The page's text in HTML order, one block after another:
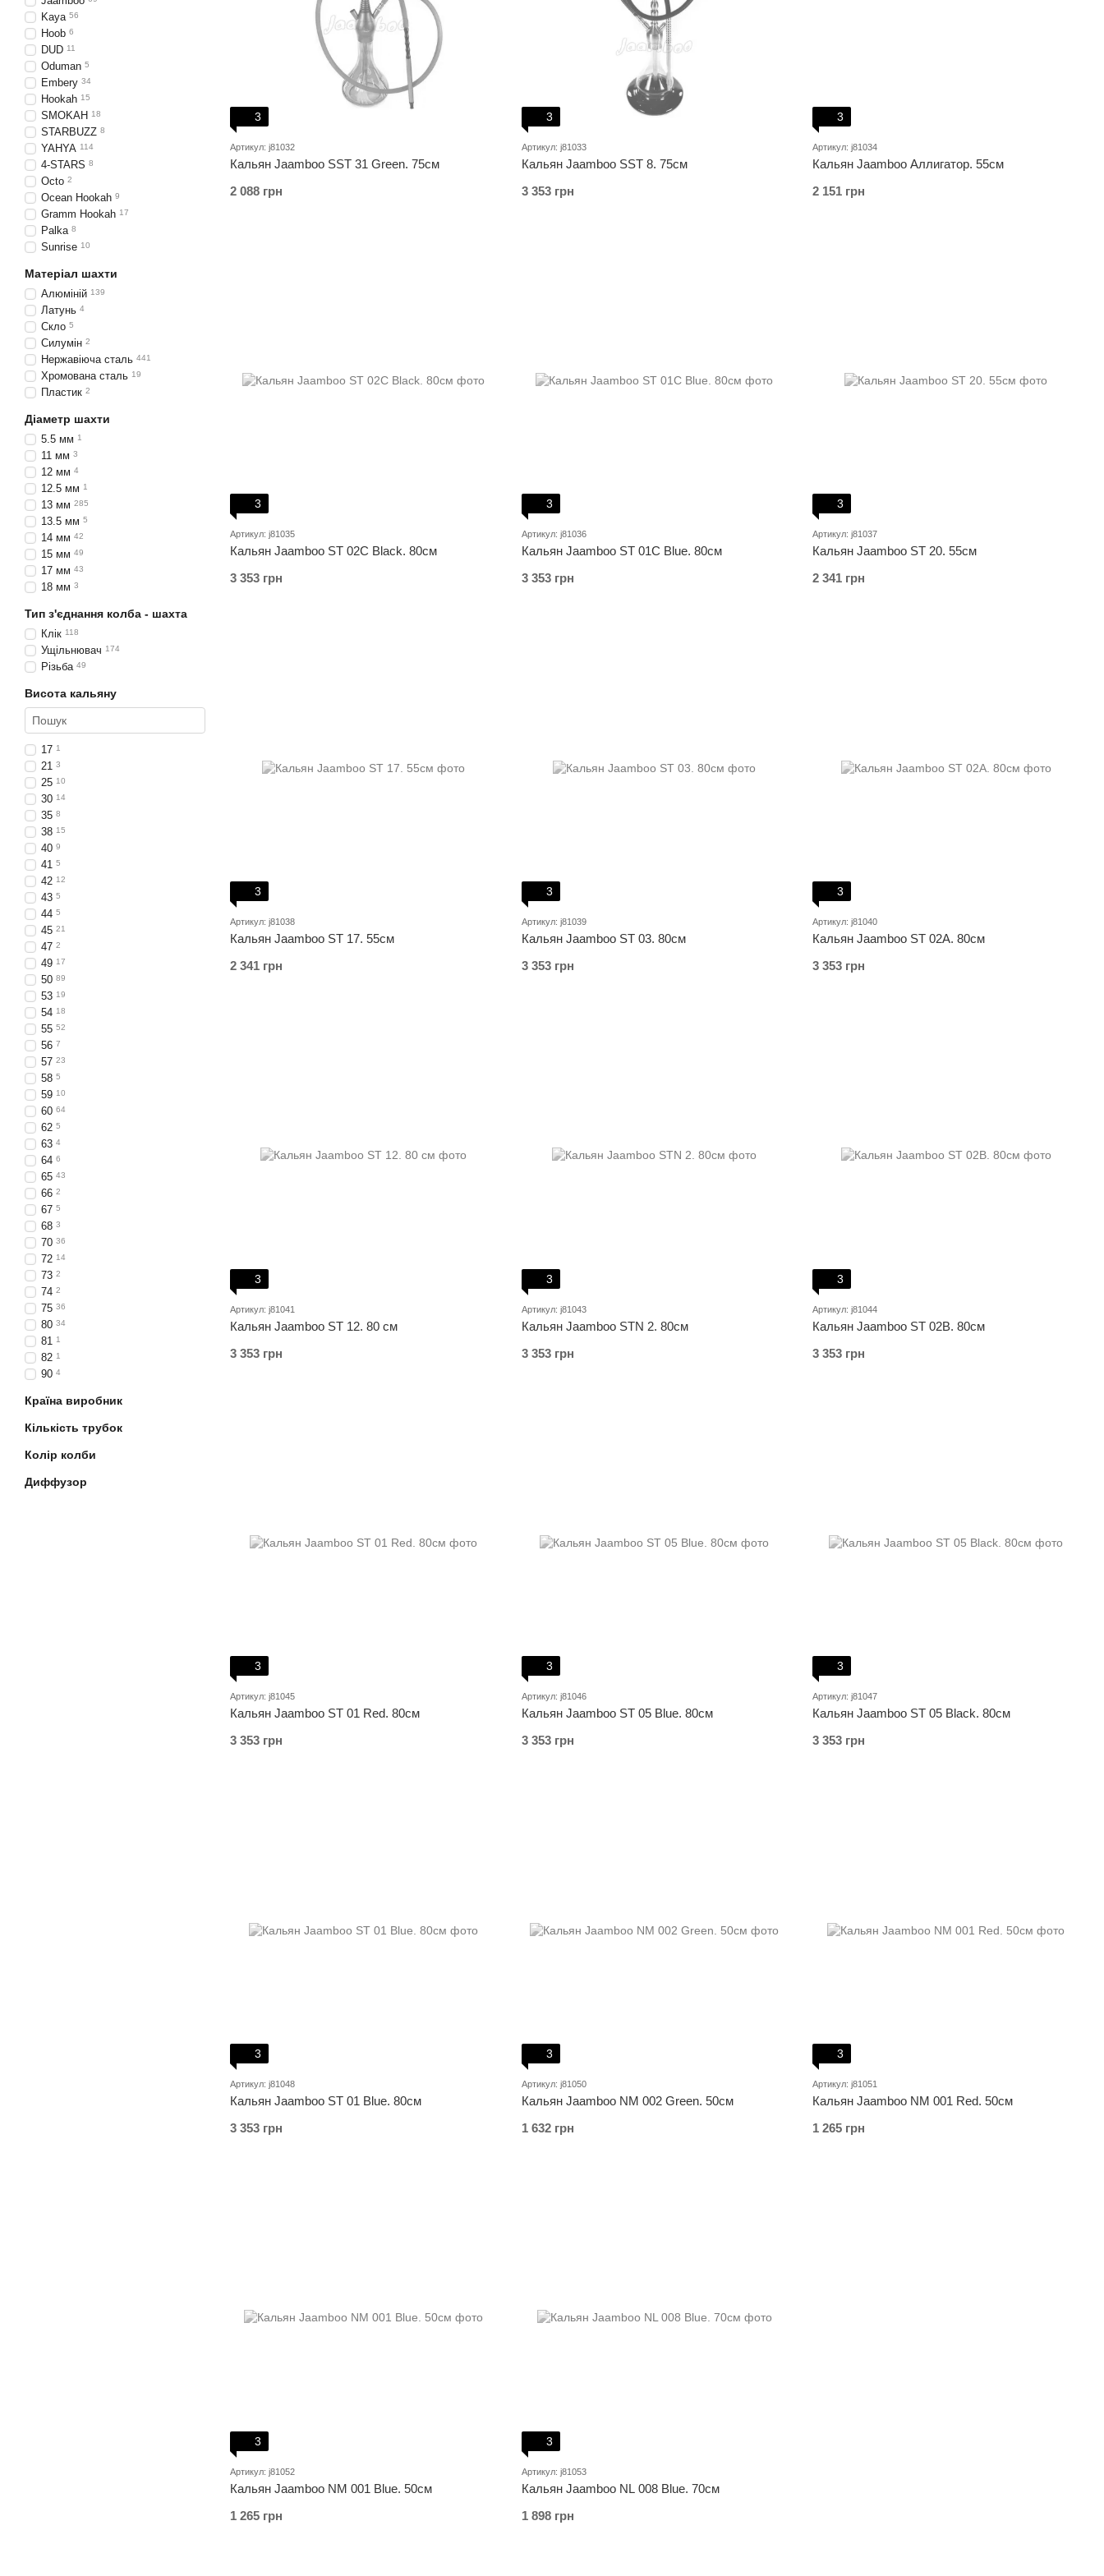
3
Артикул: j81032
Кальян Jaamboo SST 31 Green. 75см
2 088 грн
3
Артикул: j81033
Кальян Jaamboo SST 8. 75см
3 353 грн
3
Артикул: j81034
Кальян Jaamboo Аллигатор. 55см
2 151 грн
3
Артикул: j81035
Кальян Jaamboo ST 02C Black. 80см
3 353 грн
3
Артикул: j81036
Кальян Jaamboo ST 01C Blue. 80см
3 353 грн
3
Артикул: j81037
Кальян Jaamboo ST 20. 55см
2 341 грн
3
Артикул: j81038
Кальян Jaamboo ST 17. 55см
2 341 грн
3
Артикул: j81039
Кальян Jaamboo ST 03. 80см
3 353 грн
3
Артикул: j81040
Кальян Jaamboo ST 02A. 80см
3 353 грн
3
Артикул: j81041
Кальян Jaamboo ST 12. 80 см
3 353 грн
3
Артикул: j81043
Кальян Jaamboo STN 2. 80см
3 353 грн
3
Артикул: j81044
Кальян Jaamboo ST 02B. 80см
3 353 грн
3
Артикул: j81045
Кальян Jaamboo ST 01 Red. 80см
3 353 грн
3
Артикул: j81046
Кальян Jaamboo ST 05 Blue. 80см
3 353 грн
3
Артикул: j81047
Кальян Jaamboo ST 05 Black. 80см
3 353 грн
3
Артикул: j81048
Кальян Jaamboo ST 01 Blue. 80см
3 353 грн
3
Артикул: j81050
Кальян Jaamboo NM 002 Green. 50см
1 632 грн
3
Артикул: j81051
Кальян Jaamboo NM 001 Red. 50см
1 265 грн
3
Артикул: j81052
Кальян Jaamboo NM 001 Blue. 50см
1 265 грн
3
Артикул: j81053
Кальян Jaamboo NL 008 Blue. 70см
1 898 грн
Kaya 56
Hoob 6
DUD 11
Oduman 5
Embery 34
Hookah 15
SMOKAH 18
STARBUZZ 8
YAHYA 114
4-STARS 8
Octo 2
Ocean Hookah 9
Gramm Hookah 17
Palka 8
Sunrise 10
Матеріал шахти
Алюміній 139
Латунь 4
Скло 5
Силумін 2
Нержавіюча сталь 441
Хромована сталь 19
Пластик 2
Діаметр шахти
5.5 мм 1
11 мм 3
12 мм 4
12.5 мм 1
13 мм 285
13.5 мм 5
14 мм 42
15 мм 49
17 мм 43
18 мм 3
Тип з'єднання колба - шахта
Клік 118
Ущільнювач 174
Різьба 49
Висота кальяну
17 1
21 3
25 10
30 14
35 8
38 15
40 9
41 5
42 12
43 5
44 5
45 21
47 2
49 17
50 89
53 19
54 18
55 52
56 7
57 23
58 5
59 10
60 64
62 5
63 4
64 6
65 43
66 2
67 5
68 3
70 36
72 14
73 2
74 2
75 36
80 34
81 1
82 1
90 4
Країна виробник
Кількість трубок
Колір колби
Диффузор